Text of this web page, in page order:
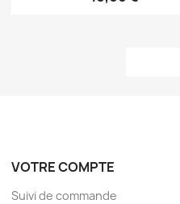
VOTRE COMPTE
Suivi de commande